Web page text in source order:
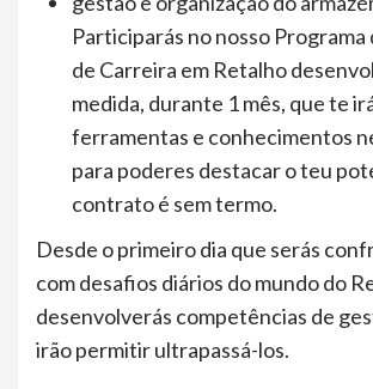
Participarás no nosso Programa
de Carreira em Retalho
medida, durante 1 mês, que te
ferramentas e conhecimentos
para poderes destacar o teu
contrato é sem termo.
Desde o primeiro dia que serás
com desafios diários do mundo do
desenvolverás competências de
irão permitir ultrapassá-los.